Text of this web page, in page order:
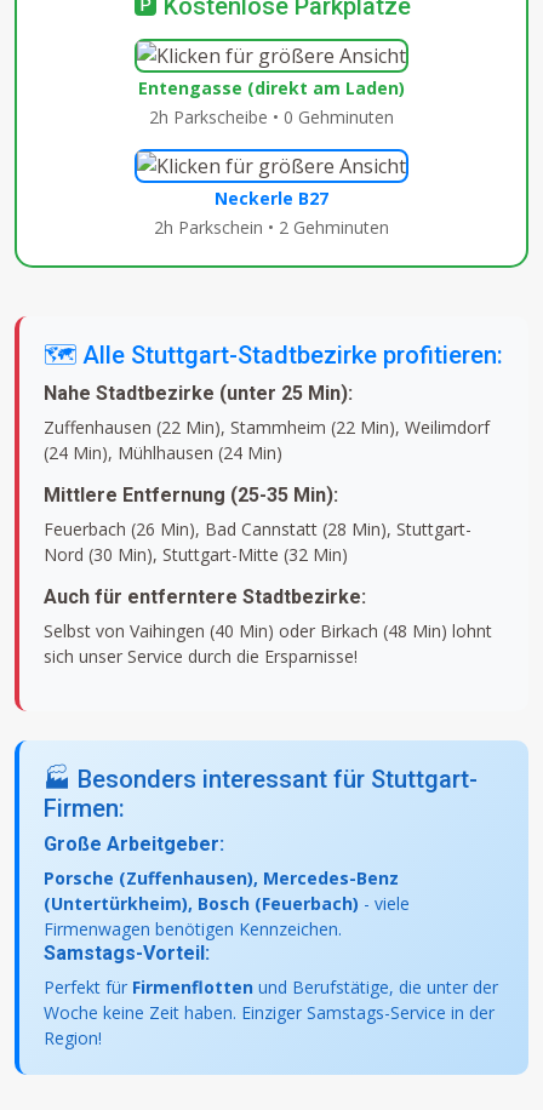
🅿️ Kostenlose Parkplätze
Entengasse (direkt am Laden)
2h Parkscheibe • 0 Gehminuten
Neckerle B27
2h Parkschein • 2 Gehminuten
🗺️ Alle Stuttgart-Stadtbezirke profitieren:
Nahe Stadtbezirke (unter 25 Min):
Zuffenhausen (22 Min), Stammheim (22 Min), Weilimdorf
(24 Min), Mühlhausen (24 Min)
Mittlere Entfernung (25-35 Min):
Feuerbach (26 Min), Bad Cannstatt (28 Min), Stuttgart-
Nord (30 Min), Stuttgart-Mitte (32 Min)
Auch für entferntere Stadtbezirke:
Selbst von Vaihingen (40 Min) oder Birkach (48 Min) lohnt
sich unser Service durch die Ersparnisse!
🏭 Besonders interessant für Stuttgart-
Firmen:
Große Arbeitgeber:
Porsche (Zuffenhausen), Mercedes-Benz
(Untertürkheim), Bosch (Feuerbach) - viele
Firmenwagen benötigen Kennzeichen.
Samstags-Vorteil:
Perfekt für Firmenflotten und Berufstätige, die unter der
Woche keine Zeit haben. Einziger Samstags-Service in der
Region!